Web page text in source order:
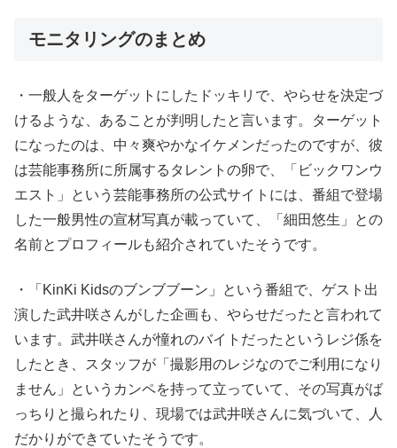
モニタリングのまとめ
・一般人をターゲットにしたドッキリで、やらせを決定づ
けるような、あることが判明したと言います。ターゲット
になったのは、中々爽やかなイケメンだったのですが、彼
は芸能事務所に所属するタレントの卵で、「ビックワンウ
エスト」という芸能事務所の公式サイトには、番組で登場
した一般男性の宣材写真が載っていて、「細田悠生」との
名前とプロフィールも紹介されていたそうです。
・「KinKi Kidsのブンブブーン」という番組で、ゲスト出
演した武井咲さんがした企画も、やらせだったと言われて
います。武井咲さんが憧れのバイトだったというレジ係を
したとき、スタッフが「撮影用のレジなのでご利用になり
ません」というカンペを持って立っていて、その写真がば
っちりと撮られたり、現場では武井咲さんに気づいて、人
だかりができていたそうです。